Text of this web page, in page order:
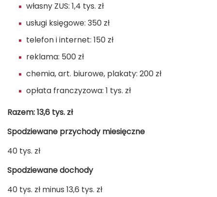
własny ZUS: 1,4 tys. zł
usługi księgowe: 350 zł
telefon i internet: 150 zł
reklama: 500 zł
chemia, art. biurowe, plakaty: 200 zł
opłata franczyzowa: 1 tys. zł
Razem: 13,6 tys. zł
Spodziewane przychody miesięczne
40 tys. zł
Spodziewane dochody
40 tys. zł minus 13,6 tys. zł